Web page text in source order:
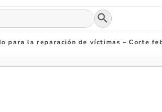
Botón de
para la reparación de víctimas – Corte